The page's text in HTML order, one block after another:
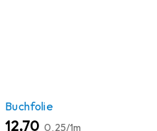
Buchfolie
EUR
12,70 EUR
0,25/1m